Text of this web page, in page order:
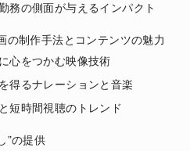
務の側面が与えるインパクト
の制作手法とコンテンツの魅力
心をつかむ映像技術
得るナレーションと音楽
短時間視聴のトレンド
”の提供